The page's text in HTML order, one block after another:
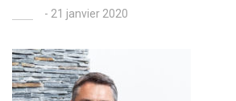
- 21 janvier 2020